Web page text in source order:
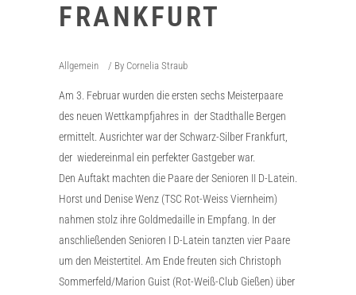
FRANKFURT
Allgemein By Cornelia Straub
Am 3. Februar wurden die ersten sechs Meisterpaare
des neuen Wettkampfjahres in der Stadthalle Bergen
ermittelt. Ausrichter war der Schwarz-Silber Frankfurt,
der wiedereinmal ein perfekter Gastgeber war.
Den Auftakt machten die Paare der Senioren II D-Latein.
Horst und Denise Wenz (TSC Rot-Weiss Viernheim)
nahmen stolz ihre Goldmedaille in Empfang. In der
anschließenden Senioren I D-Latein tanzten vier Paare
um den Meistertitel. Am Ende freuten sich Christoph
Sommerfeld/Marion Guist (Rot-Weiß-Club Gießen) über